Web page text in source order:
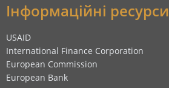
Інформаційні ресурси
USAID
International Finance Corporation
European Commission
European Bank